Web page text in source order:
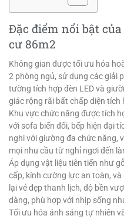
Đặc điểm nổi bật
cư 86m2
Không gian được tối ưu hóa
2 phòng ngủ, sử dụng các giải
tường tích hợp đèn LED và
giác rộng rãi bất chấp diện tích
Khu vực chức năng được tích
với sofa biến đổi, bếp hiện đại
nghi với giường đa chức năng,
mọi nhu cầu từ nghỉ ngơi đến
Áp dụng vật liệu tiên tiến như
cấp, kính cường lực an toàn,
lại vẻ đẹp thanh lịch, độ bền
dàng, phù hợp với nhịp sống
Tối ưu hóa ánh sáng tự nhiên